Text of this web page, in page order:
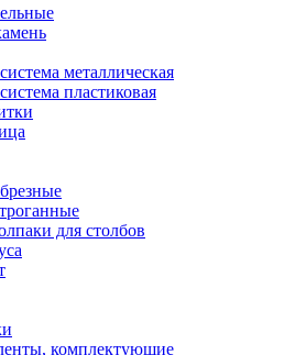
металлическая
пластиковая
для столбов
комплектующие